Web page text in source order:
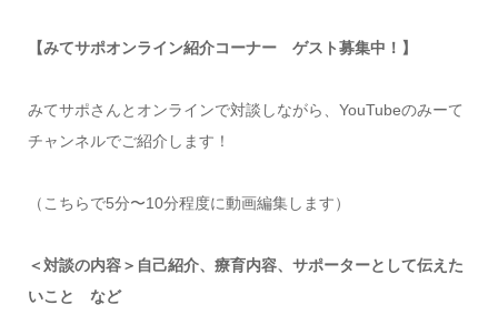
【みてサポオンライン紹介コーナー ゲスト募集中！】
みてサポさんとオンラインで対談しながら、YouTubeのみーて
チャンネルでご紹介します！
（こちらで5分〜10分程度に動画編集します）
＜対談の内容＞自己紹介、療育内容、サポーターとして伝えた
いこと など